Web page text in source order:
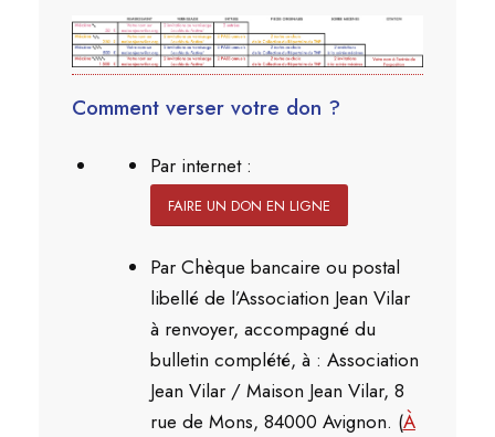
Comment verser votre don ?
Par internet :
FAIRE UN DON EN LIGNE
Par Chèque bancaire ou postal
libellé de l’Association Jean Vilar
à renvoyer, accompagné du
bulletin complété, à : Association
Jean Vilar / Maison Jean Vilar, 8
rue de Mons, 84000 Avignon. (À